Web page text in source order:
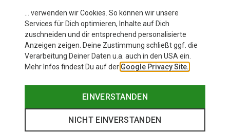
… verwenden wir Cookies. So können wir unsere
Services für Dich optimieren, Inhalte auf Dich
zuschneiden und dir entsprechend personalisierte
Anzeigen zeigen. Deine Zustimmung schließt ggf. die
Verarbeitung Deiner Daten u.a. auch in den USA ein.
Mehr Infos findest Du auf der Google Privacy Site.
EINVERSTANDEN
NICHT EINVERSTANDEN